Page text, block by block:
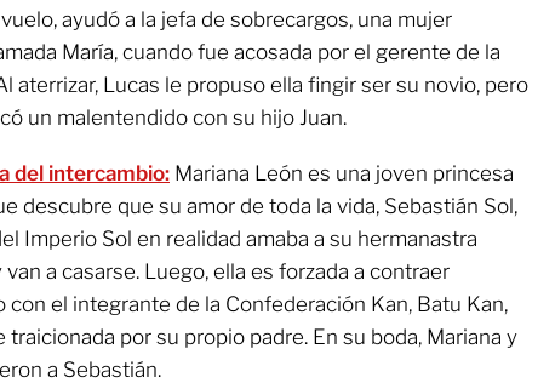
ayudó a la jefa de sobrecargos, una mujer
María, cuando fue acosada por el gerente de la
aterrizar, Lucas le propuso ella fingir ser su novio, pero
un malentendido con su hijo Juan.
del intercambio: Mariana León es una joven princesa
descubre que su amor de toda la vida, Sebastián Sol,
Imperio Sol en realidad amaba a su hermanastra
van a casarse. Luego, ella es forzada a contraer
con el integrante de la Confederación Kan, Batu Kan,
traicionada por su propio padre. En su boda, Mariana y
a Sebastián.